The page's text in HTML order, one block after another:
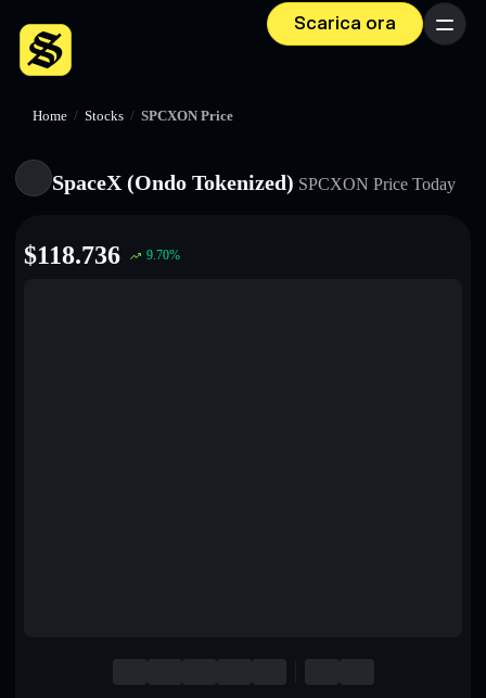
Scarica ora Menu
Home / Stocks / SPCXON Price
SpaceX (Ondo Tokenized) SPCXON Price Today
$118.736 9.70%